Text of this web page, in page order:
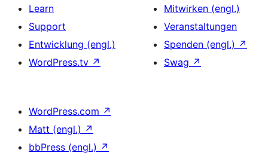
Learn
Support
Entwicklung (engl.)
WordPress.tv ↗
Mitwirken (engl.)
Veranstaltungen
Spenden (engl.) ↗
Swag ↗
WordPress.com ↗
Matt (engl.) ↗
bbPress (engl.) ↗